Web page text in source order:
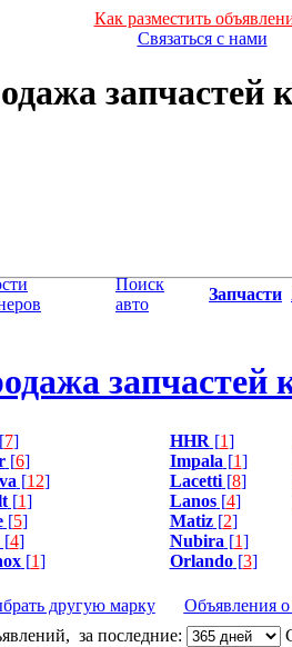
Как разместить
Связаться с нами
запчастей
Поиск
авто
Запчасти
запчастей
7]
[6]
[12]
[1]
[5]
[4]
[1]
HHR [1]
Impala [1]
Lacetti[8]
Lanos[4]
Matiz[2]
Nubira [1]
Orlando[3]
другую марку Объявления
за последние: